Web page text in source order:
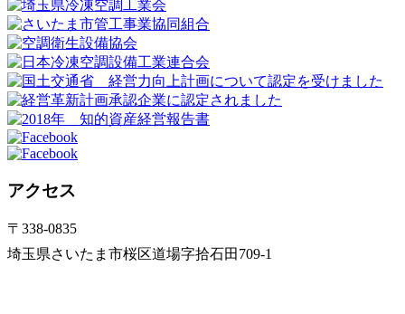
アクセス
〒338-0835
埼玉県さいたま市桜区道場字拾石田709-1